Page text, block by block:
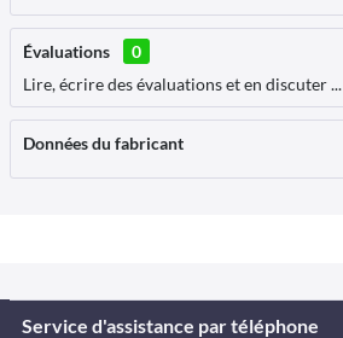
Évaluations
0
Lire, écrire des évaluations et en discuter ...
Données du fabricant
Service d'assistance par téléphone